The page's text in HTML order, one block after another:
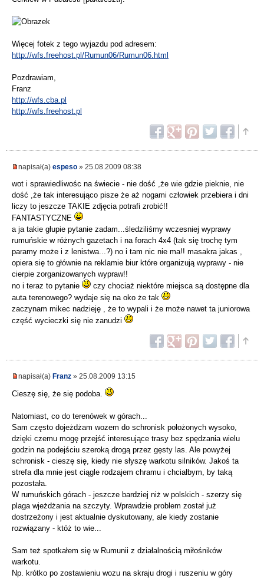
Więcej fotek z tego wyjazdu pod adresem:
http://wfs.freehost.pl/Rumun06/Rumun06.html
Pozdrawiam,
Franz
http://wfs.cba.pl
http://wfs.freehost.pl
napisał(a) espeso » 25.08.2009 08:38
wot i sprawiedliwośc na świecie - nie dość ,że wie gdzie pieknie, nie
dość ,że tak interesująco pisze że aż nogami człowiek przebiera i dni
liczy to jeszcze TAKIE zdjęcia potrafi zrobić!!
FANTASTYCZNE
a ja takie głupie pytanie zadam...śledziliśmy wczesniej wyprawy
rumuńskie w różnych gazetach i na forach 4x4 (tak się trochę tym
paramy może i z lenistwa...?) no i tam nic nie ma!! masakra jakas ,
opiera się to głównie na reklamie biur które organizują wyprawy - nie
cierpie zorganizowanych wypraw!!
no i teraz to pytanie
czy chociaż niektóre miejsca są dostępne dla
auta terenowego? wydaje się na oko że tak
zaczynam mikec nadzieję , że to wypali i że może nawet ta juniorowa
część wycieczki się nie zanudzi
napisał(a) Franz » 25.08.2009 13:15
Cieszę się, że się podoba.
Natomiast, co do terenówek w górach...
Sam często dojeżdżam wozem do schronisk położonych wysoko,
dzięki czemu mogę przejść interesujące trasy bez spędzania wielu
godzin na podejściu szeroką drogą przez gęsty las. Ale powyżej
schronisk - cieszę się, kiedy nie słyszę warkotu silników. Jakoś ta
strefa dla mnie jest ciągle rodzajem chramu i chciałbym, by taką
pozostała.
W rumuńskich górach - jeszcze bardziej niż w polskich - szerzy się
plaga wjeżdżania na szczyty. Wprawdzie problem został już
dostrzeżony i jest aktualnie dyskutowany, ale kiedy zostanie
rozwiązany - któż to wie...
Sam też spotkałem się w Rumunii z działalnością miłośników
warkotu.
Np. krótko po zostawieniu wozu na skraju drogi i ruszeniu w góry